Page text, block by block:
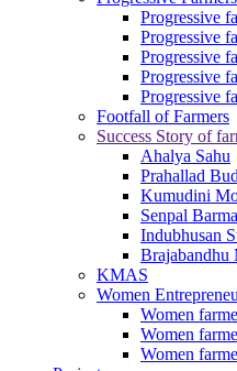
Progressive
Progressive
Progressive
Progressive
Progressive
Footfall of Farmers
Success Story of
Ahalya Sahu
Prahallad
Kumudini
Senpal Barma
Indubhusan
Brajabandhu
KMAS
Women
Women
Women
Women